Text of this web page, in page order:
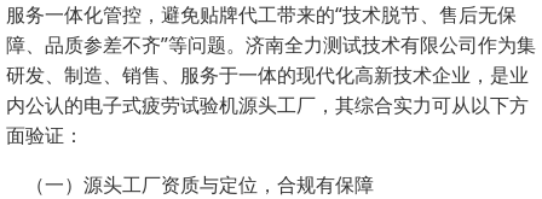
服务一体化管控，避免贴牌代工带来的“技术脱节、售后无保
障、品质参差不齐”等问题。济南全力测试技术有限公司作为集
研发、制造、销售、服务于一体的现代化高新技术企业，是业
内公认的电子式疲劳试验机源头工厂，其综合实力可从以下方
面验证：
（一）源头工厂资质与定位，合规有保障